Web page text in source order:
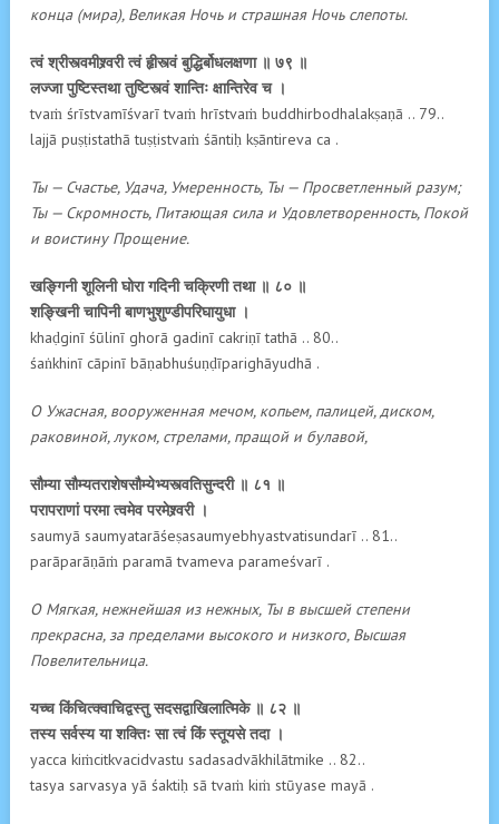
конца (мира), Великая Ночь и страшная Ночь слепоты.
त्वं श्रीस्त्वमीश्र्वरी त्वं हृीस्त्वं बुद्धिर्बोधलक्षणा ॥ ७९ ॥
लज्जा पुष्टिस्तथा तुष्टिस्त्वं शान्तिः क्षान्तिरेव च ।
tvaṁ śrīstvamīśvarī tvaṁ hrīstvaṁ buddhirbodhalakṣaṇā .. 79..
lajjā puṣṭistathā tuṣṭistvaṁ śāntiḥ kṣāntireva ca .
Ты — Счастье, Удача, Умеренность, Ты — Просветленный разум;
Ты — Скромность, Питающая сила и Удовлетворенность, Покой
и воистину Прощение.
खङ्गिनी शूलिनी घोरा गदिनी चक्रिणी तथा ॥ ८० ॥
शङ्खिनी चापिनी बाणभुशुण्डीपरिघायुधा ।
khaḍginī śūlinī ghorā gadinī cakriṇī tathā .. 80..
śaṅkhinī cāpinī bāṇabhuśuṇḍīparighāyudhā .
О Ужасная, вооруженная мечом, копьем, палицей, диском,
раковиной, луком, стрелами, пращой и булавой,
सौम्या सौम्यतराशेषसौम्येभ्यस्त्वतिसुन्दरी ॥ ८१ ॥
परापराणां परमा त्वमेव परमेश्र्वरी ।
saumyā saumyatarāśeṣasaumyebhyastvatisundarī .. 81..
parāparāṇāṁ paramā tvameva parameśvarī .
О Мягкая, нежнейшая из нежных, Ты в высшей степени
прекрасна, за пределами высокого и низкого, Высшая
Повелительница.
यच्च किंचित्क्वाचिद्वस्तु सदसद्वाखिलात्मिके ॥ ८२ ॥
तस्य सर्वस्य या शक्तिः सा त्वं किं स्तूयसे तदा ।
yacca kiṁcitkvacidvastu sadasadvākhilātmike .. 82..
tasya sarvasya yā śaktiḥ sā tvaṁ kiṁ stūyase mayā .